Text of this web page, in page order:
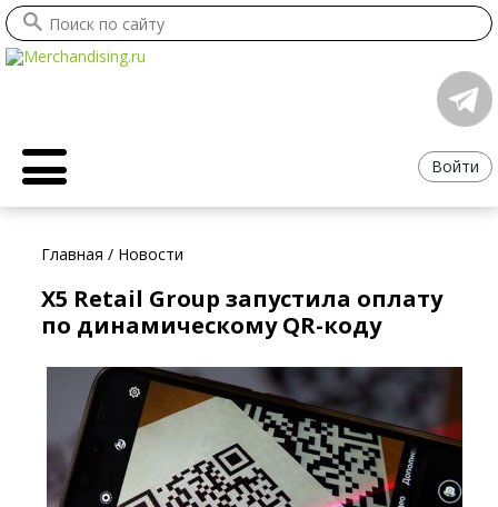
Войти
Главная / Новости
X5 Retail Group запустила оплату
по динамическому QR-коду